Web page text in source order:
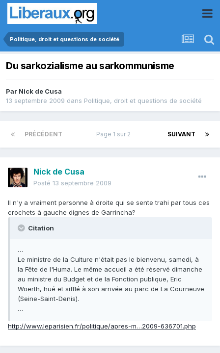
Politique, droit et questions de société
Du sarkozialisme au sarkommunisme
Par Nick de Cusa
13 septembre 2009 dans Politique, droit et questions de société
PRÉCÉDENT SUIVANT
Page 1 sur 2
Nick de Cusa
Posté 13 septembre 2009
Il n'y a vraiment personne à droite qui se sente trahi par tous ces
crochets à gauche dignes de Garrincha?
Citation
…
Le ministre de la Culture n'était pas le bienvenu, samedi, à
la Fête de l'Huma. Le même accueil a été réservé dimanche
au ministre du Budget et de la Fonction publique, Eric
Woerth, hué et sifflé à son arrivée au parc de La Courneuve
(Seine-Saint-Denis).
…
http://www.leparisien.fr/politique/apres-m…2009-636701.php